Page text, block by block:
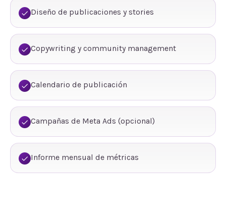
Diseño de publicaciones y stories
Copywriting y community management
Calendario de publicación
Campañas de Meta Ads (opcional)
Informe mensual de métricas